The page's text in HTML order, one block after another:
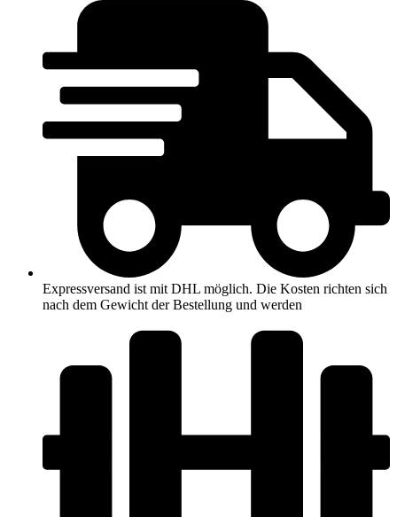
Expressversand ist mit DHL möglich. Die Kosten richten sich
nach dem Gewicht der Bestellung und werden